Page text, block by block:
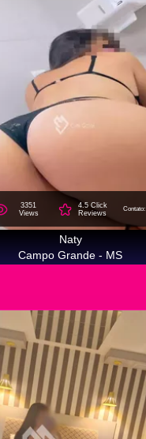
3351
Views
4.5 Click
Reviews
Contato:
Naty
Campo Grande - MS